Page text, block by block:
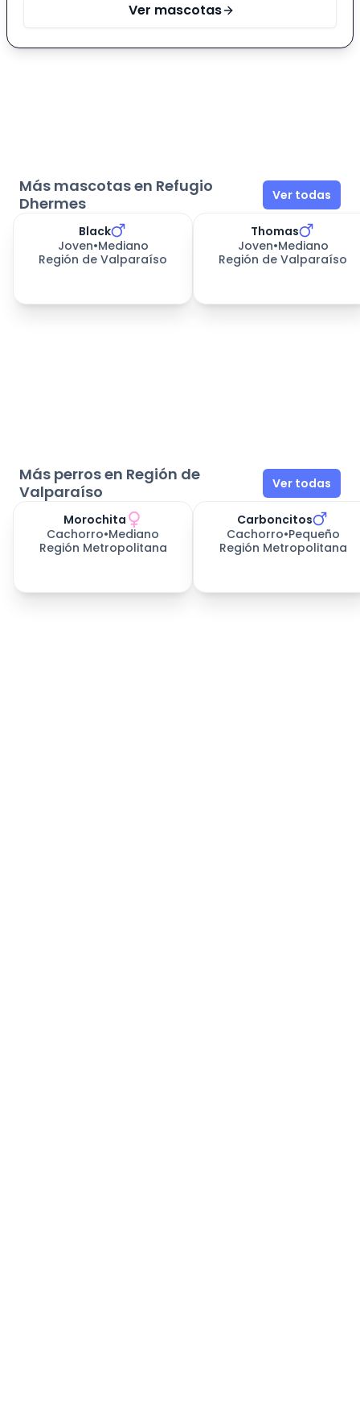
Ver mascotas
Más mascotas en Refugio
Dhermes
Ver todas
días esperando
Black
Joven•Mediano
Región de Valparaíso
días esperando
Thomas
Joven•Mediano
Región de Valparaíso
Más perros en Región de
Valparaíso
Ver todas
Morochita
Cachorro•Mediano
Región Metropolitana
Carboncitos
Cachorro•Pequeño
Región Metropolitana